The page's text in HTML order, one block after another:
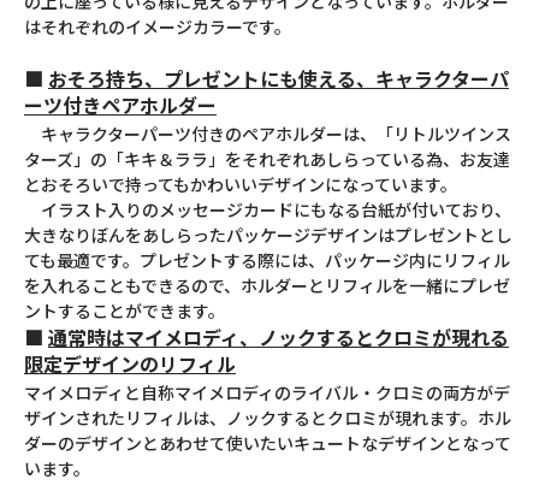
はそれぞれのイメージカラーです。
■ おそろ持ち、プレゼントにも使える、キャラクターパ
ーツ付きペアホルダー
キャラクターパーツ付きのペアホルダーは、「リトルツインス
ターズ」の「キキ＆ララ」をそれぞれあしらっている為、お友達
とおそろいで持ってもかわいいデザインになっています。
イラスト入りのメッセージカードにもなる台紙が付いており、
大きなりぼんをあしらったパッケージデザインはプレゼントとし
ても最適です。プレゼントする際には、パッケージ内にリフィル
を入れることもできるので、ホルダーとリフィルを一緒にプレゼ
ントすることができます。
■ 通常時はマイメロディ、ノックするとクロミが現れる
限定デザインのリフィル
マイメロディと自称マイメロディのライバル・クロミの両方がデ
ザインされたリフィルは、ノックするとクロミが現れます。ホル
ダーのデザインとあわせて使いたいキュートなデザインとなって
います。